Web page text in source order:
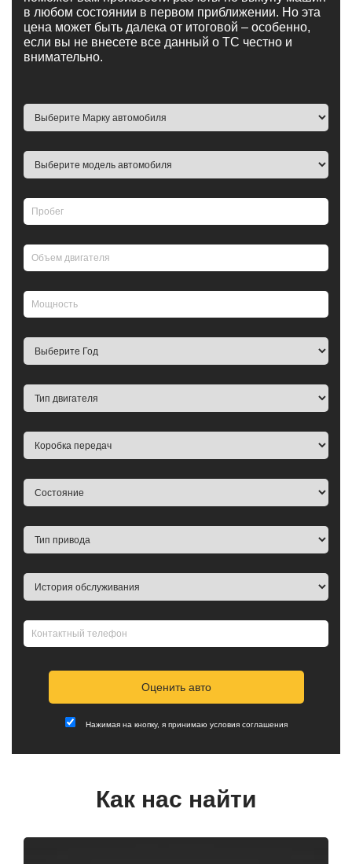
в любом состоянии в первом приближении. Но эта
цена может быть далека от итоговой – особенно,
если вы не внесете все данный о ТС честно и
внимательно.
Нажимая на кнопку, я принимаю условия соглашения
Как нас найти